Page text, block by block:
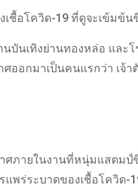
ชื้อโควิด-19 ที่ดูจะเข้มข้
บันเทิงย่านทองหล่อ และ
ออกมาเป็นคนแรกว่า เจ้
ภายในงานที่หนุ่มแสตม
พร่ระบาดของเชื้อโควิด-